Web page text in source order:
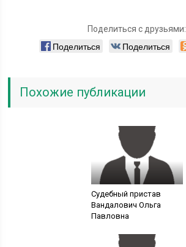
Поделиться с друзьями:
Поделиться Поделиться
Похожие публикации
Судебный пристав
Вандалович Ольга
Павловна